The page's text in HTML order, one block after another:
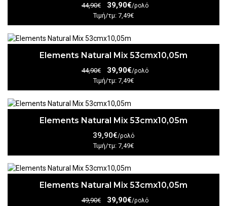
44,90€ 39,90€/ρολό
Τιμή/τμ: 7,49€
Elements Natural Mix 53cmx10,05m
44,90€ 39,90€/ρολό
Τιμή/τμ: 7,49€
Elements Natural Mix 53cmx10,05m
39,90€/ρολό
Τιμή/τμ: 7,49€
Elements Natural Mix 53cmx10,05m
49,90€ 39,90€/ρολό